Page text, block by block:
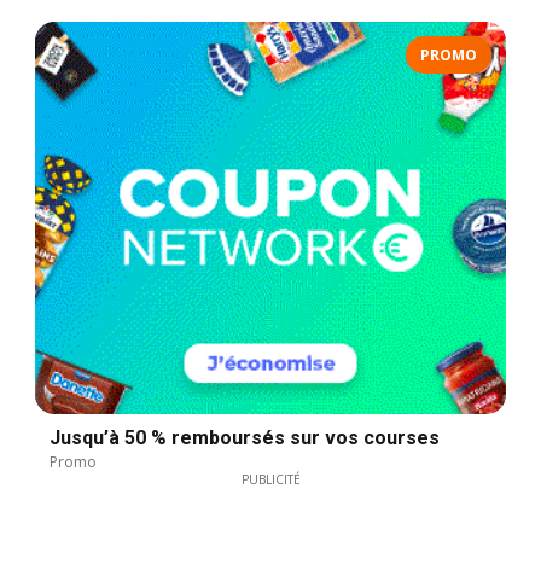
PROMO
Jusqu’à 50 % remboursés sur vos courses
Promo
PUBLICITÉ